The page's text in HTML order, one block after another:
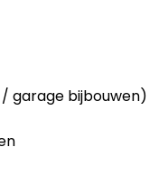
garage bijbouwen)